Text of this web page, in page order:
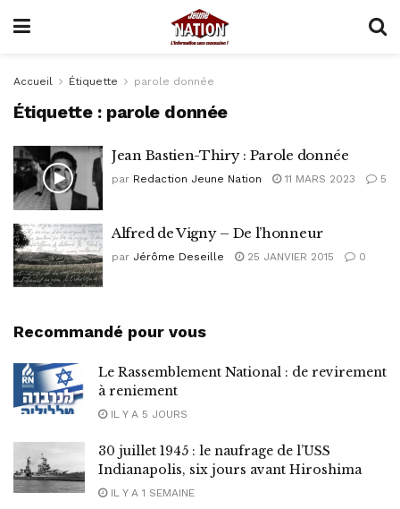
Accueil Étiquette parole donnée
Étiquette : parole donnée
Jean Bastien-Thiry : Parole donnée
par Redaction Jeune Nation 11 MARS 2023 5
Alfred de Vigny – De l’honneur
par Jérôme Deseille 25 JANVIER 2015 0
Recommandé pour vous
Le Rassemblement National : de revirement
à reniement
IL Y A 5 JOURS
30 juillet 1945 : le naufrage de l’USS
Indianapolis, six jours avant Hiroshima
IL Y A 1 SEMAINE